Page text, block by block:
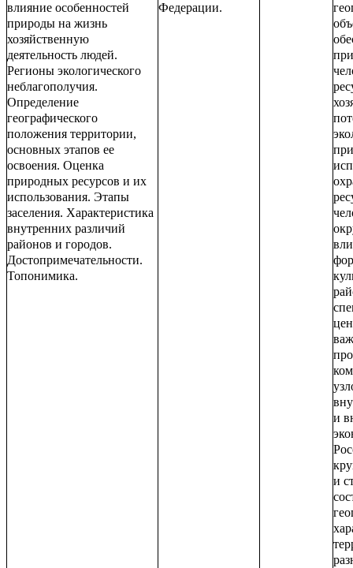
влияние особенностей
природы на жизнь
хозяйственную
деятельность людей.
Регионы экологического
неблагополучия.
Определение
географического
положения территории,
основных этапов ее
освоения. Оценка
природных ресурсов и их
использования. Этапы
заселения. Характеристика
внутренних различий
районов и городов.
Достопримечательности.
Топонимика.
Федерации.
и
и